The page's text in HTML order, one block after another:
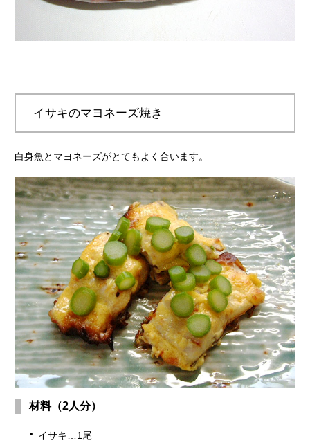
イサキのマヨネーズ焼き
白身魚とマヨネーズがとてもよく合います。
材料（2人分）
イサキ…1尾